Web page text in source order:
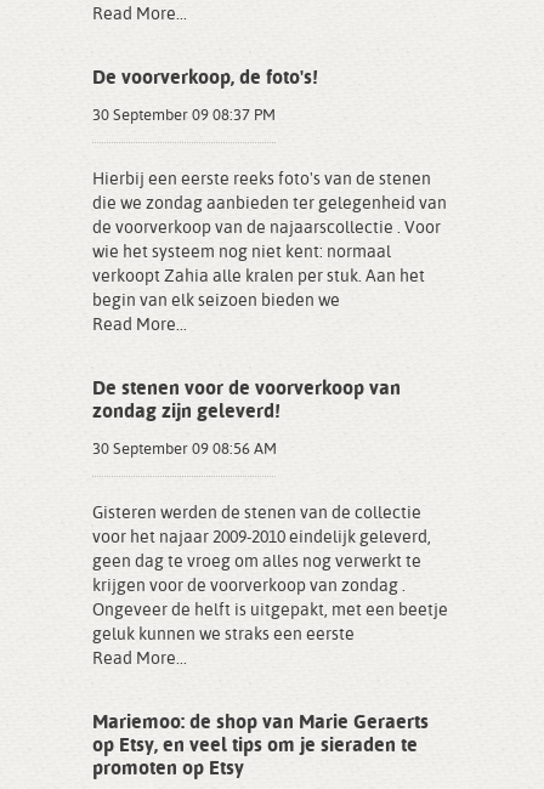
Read More...
De voorverkoop, de foto's!
30 September 09 08:37 PM
Hierbij een eerste reeks foto's van de stenen
die we zondag aanbieden ter gelegenheid van
de voorverkoop van de najaarscollectie . Voor
wie het systeem nog niet kent: normaal
verkoopt Zahia alle kralen per stuk. Aan het
begin van elk seizoen bieden we
Read More...
De stenen voor de voorverkoop van
zondag zijn geleverd!
30 September 09 08:56 AM
Gisteren werden de stenen van de collectie
voor het najaar 2009-2010 eindelijk geleverd,
geen dag te vroeg om alles nog verwerkt te
krijgen voor de voorverkoop van zondag .
Ongeveer de helft is uitgepakt, met een beetje
geluk kunnen we straks een eerste
Read More...
Mariemoo: de shop van Marie Geraerts
op Etsy, en veel tips om je sieraden te
promoten op Etsy